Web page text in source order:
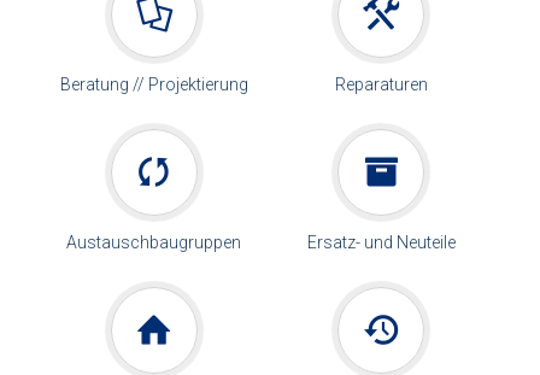
Beratung // Projektierung Reparaturen
Austauschbaugruppen Ersatz- und Neuteile